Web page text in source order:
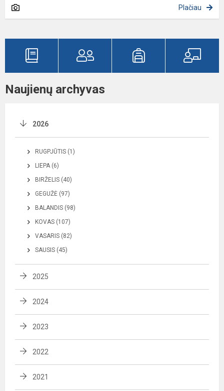
Plačiau
Naujienų archyvas
2026
RUGPJŪTIS (1)
LIEPA (6)
BIRŽELIS (40)
GEGUŽĖ (97)
BALANDIS (98)
KOVAS (107)
VASARIS (82)
SAUSIS (45)
2025
2024
2023
2022
2021